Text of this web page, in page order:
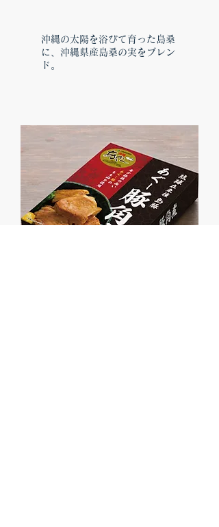
​​沖縄の太陽を浴びて育った島桑
に、沖縄県産島桑の実をブレン
ド。